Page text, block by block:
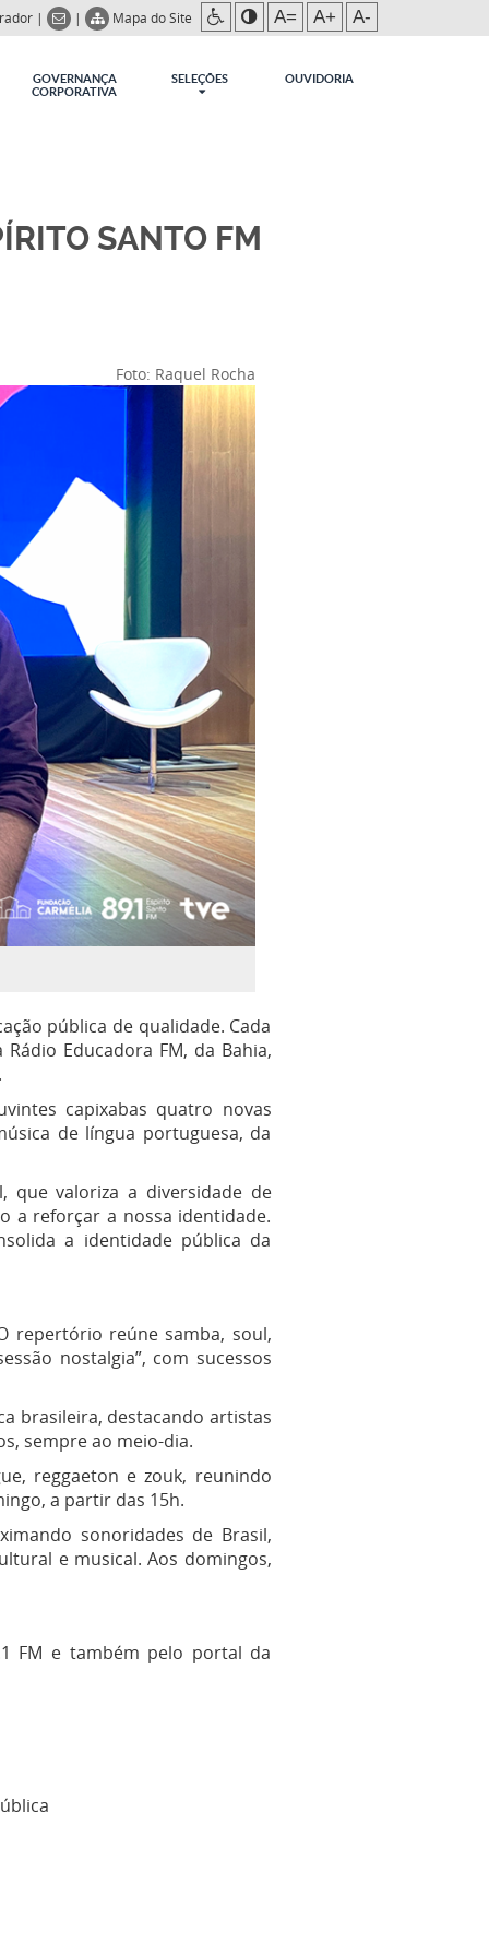
| | Mapa do Site A= A+ A-
GOVERNANÇA
CORPORATIVA
SELEÇÕES OUVIDORIA
SANTO FM
Foto: Raquel Rocha
pública de qualidade. Cada
Educadora FM, da Bahia,
capixabas quatro novas
de língua portuguesa, da
que valoriza a diversidade de
a reforçar a nossa identidade.
a identidade pública da
repertório reúne samba, soul,
nostalgia”, com sucessos
brasileira, destacando artistas
sempre ao meio-dia.
reggaeton e zouk, reunindo
a partir das 15h.
sonoridades de Brasil,
e musical. Aos domingos,
FM e também pelo portal da